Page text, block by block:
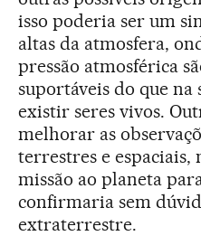
isso poderia ser um
altas da atmosfera,
pressão atmosférica
suportáveis do que
existir seres vivos.
melhorar as
terrestres e espaciais,
missão ao planeta
confirmaria sem
extraterrestre.